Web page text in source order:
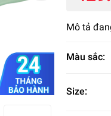
Mô tả
Màu sắc:
Size: